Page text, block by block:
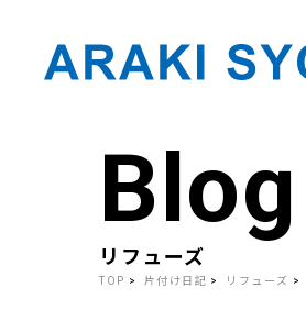
Blog
リフューズ
TOP 片付け日記 リフューズ